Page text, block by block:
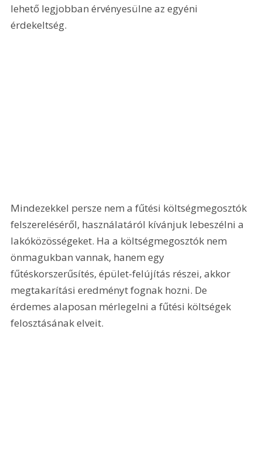
lehető legjobban érvényesülne az egyéni
érdekeltség.
Mindezekkel persze nem a fűtési költségmegosztók
felszereléséről, használatáról kívánjuk lebeszélni a
lakóközösségeket. Ha a költségmegosztók nem
önmagukban vannak, hanem egy
fűtéskorszerűsítés, épület-felújítás részei, akkor
megtakarítási eredményt fognak hozni. De
érdemes alaposan mérlegelni a fűtési költségek
felosztásának elveit.